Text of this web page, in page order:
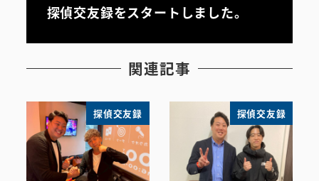
探偵交友録をスタートしました。
関連記事
探偵交友録 探偵交友録